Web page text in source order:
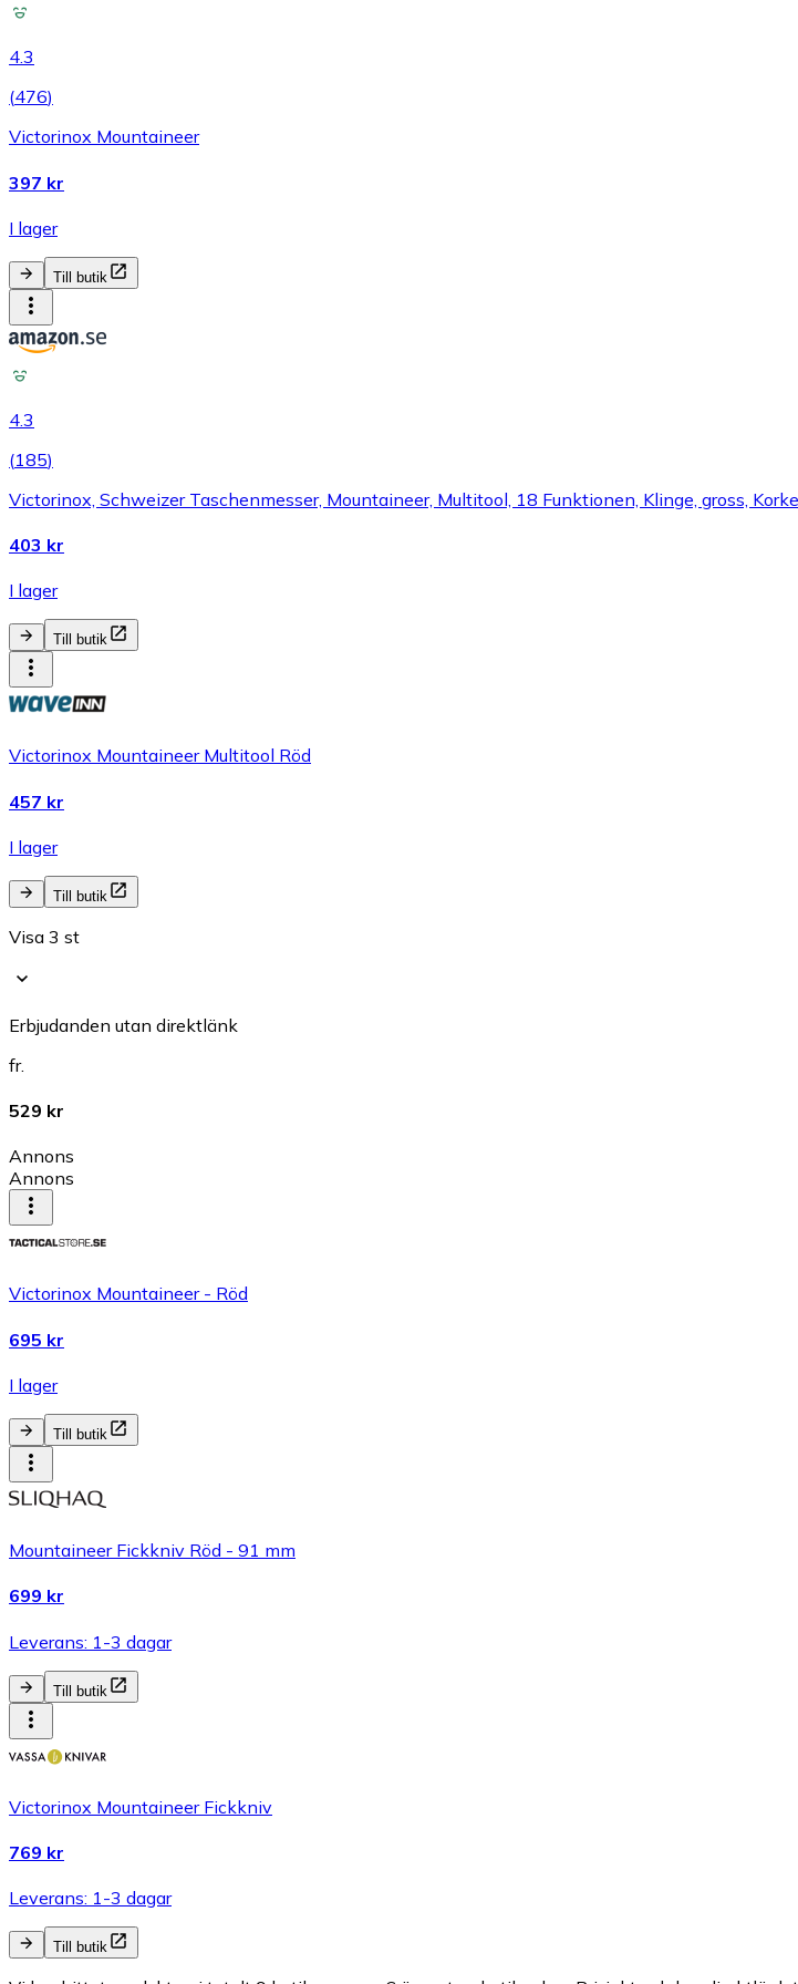
4.3
(476)
Victorinox Mountaineer
397 kr
I lager
Till butik
4.3
(185)
Victorinox, Schweizer Taschenmesser, Mountaineer, Multitool, 18 Funktionen, Klinge, gross,
403 kr
I lager
Till butik
Victorinox Mountaineer Multitool Röd
457 kr
I lager
Till butik
Visa 3 st
Erbjudanden utan direktlänk
fr.
529 kr
Annons
Annons
Victorinox Mountaineer - Röd
695 kr
I lager
Till butik
Mountaineer Fickkniv Röd - 91 mm
699 kr
Leverans: 1-3 dagar
Till butik
Victorinox Mountaineer Fickkniv
769 kr
Leverans: 1-3 dagar
Till butik